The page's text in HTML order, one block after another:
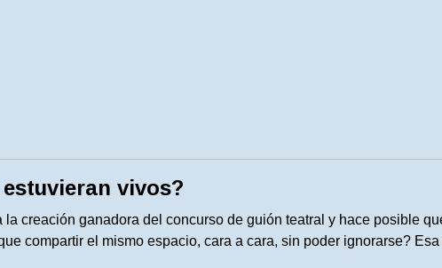
vivos?
la creación ganadora del concurso de guión teatral y hace posible
compartir el mismo espacio, cara a cara, sin poder ignorarse?